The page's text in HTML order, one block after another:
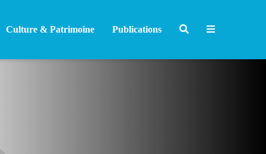
Culture & Patrimoine Publications